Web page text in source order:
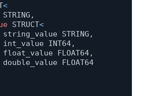
<
STRUCT<
STRING,
INT64,
FLOAT64,
double_value FLOAT64